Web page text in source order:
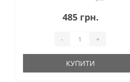
485 грн.
- +
КУПИТИ